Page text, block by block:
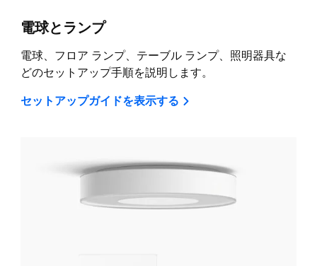
電球とランプ
電球、フロア ランプ、テーブル ランプ、照明器具な
どのセットアップ手順を説明します。
セットアップガイドを表示する